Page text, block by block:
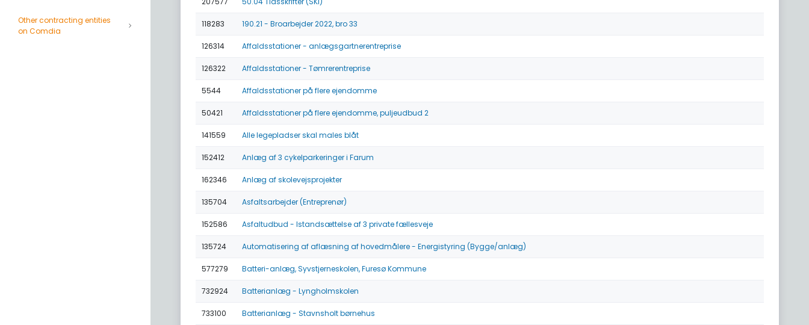
Other contracting entities
on Comdia
118283 190.21 - Broarbejder 2022, bro 33
126314 Affaldsstationer - anlægsgartnerentreprise
126322 Affaldsstationer - Tømrerentreprise
5544 Affaldsstationer på flere ejendomme
50421 Affaldsstationer på flere ejendomme, puljeudbud 2
141559 Alle legepladser skal males blåt
152412 Anlæg af 3 cykelparkeringer i Farum
162346 Anlæg af skolevejsprojekter
135704 Asfaltsarbejder (Entreprenør)
152586 Asfaltudbud - Istandsættelse af 3 private fællesveje
135724 Automatisering af aflæsning af hovedmålere - Energistyring (Bygge/anlæg)
577279 Batteri-anlæg, Syvstjerneskolen, Furesø Kommune
732924 Batterianlæg - Lyngholmskolen
733100 Batterianlæg - Stavnsholt børnehus